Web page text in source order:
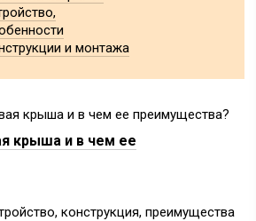
и монтажа
крыша и в чем ее
конструкция, преимущества